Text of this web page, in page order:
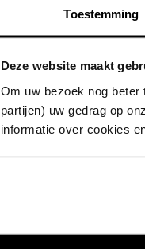
Toestemming
Deze website maakt
Om uw bezoek nog
partijen) uw gedrag op
informatie over cookies